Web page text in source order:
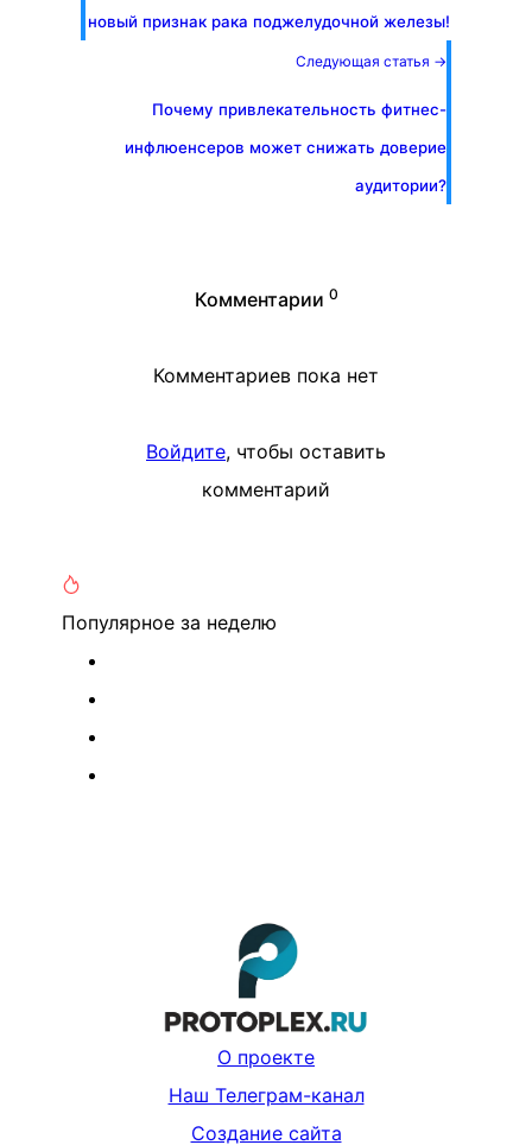
новый признак рака поджелудочной железы!
Следующая статья →
Почему привлекательность фитнес-
инфлюенсеров может снижать доверие
аудитории?
Комментарии 0
Комментариев пока нет
Войдите, чтобы оставить
комментарий
Популярное за неделю
О проекте
Наш Телеграм-канал
Создание сайта